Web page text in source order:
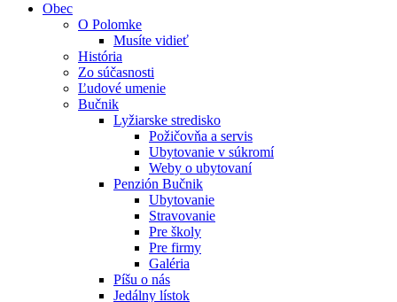
Obec
O Polomke
Musíte vidieť
História
Zo súčasnosti
Ľudové umenie
Bučnik
Lyžiarske stredisko
Požičovňa a servis
Ubytovanie v súkromí
Weby o ubytovaní
Penzión Bučnik
Ubytovanie
Stravovanie
Pre školy
Pre firmy
Galéria
Píšu o nás
Jedálny lístok